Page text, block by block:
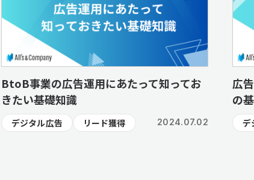
BtoB事業の広告運用にあたって知ってお
きたい基礎知識
デジタル広告 リード獲得 2024.07.02
広
の
デ